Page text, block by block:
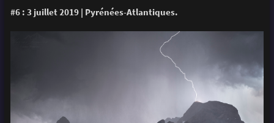
#6 : 3 juillet 2019 | Pyrénées-Atlantiques.